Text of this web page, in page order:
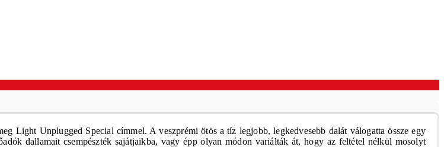
Light Unplugged Special címmel. A veszprémi ötös a tíz legjobb, legkedvesebb dalát válogatta össze egy
dallamait csempészték sajátjaikba, vagy épp olyan módon variálták át, hogy az feltétel nélkül mosolyt